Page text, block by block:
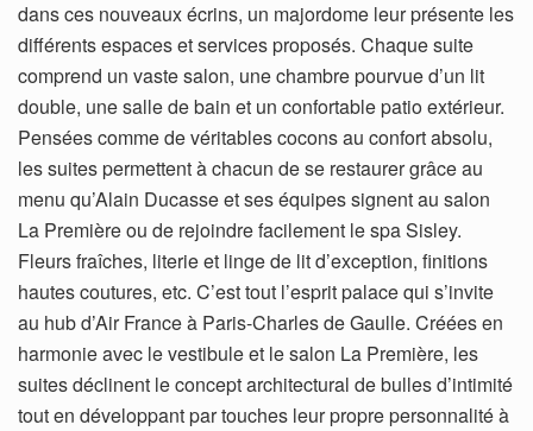
dans ces nouveaux écrins, un majordome leur présente les
différents espaces et services proposés. Chaque suite
comprend un vaste salon, une chambre pourvue d’un lit
double, une salle de bain et un confortable patio extérieur.
Pensées comme de véritables cocons au confort absolu,
les suites permettent à chacun de se restaurer grâce au
menu qu’Alain Ducasse et ses équipes signent au salon
La Première ou de rejoindre facilement le spa Sisley.
Fleurs fraîches, literie et linge de lit d’exception, finitions
hautes coutures, etc. C’est tout l’esprit palace qui s’invite
au hub d’Air France à Paris-Charles de Gaulle. Créées en
harmonie avec le vestibule et le salon La Première, les
suites déclinent le concept architectural de bulles d’intimité
tout en développant par touches leur propre personnalité à